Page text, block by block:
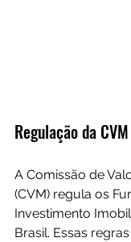
Regulação da
A Comissão de
(CVM) regula os
Investimento
Brasil. Essas